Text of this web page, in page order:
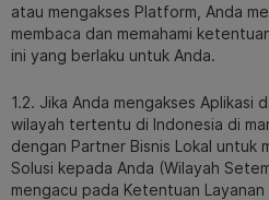
atau mengakses Platform, Anda
membaca dan memahami
ini yang berlaku untuk Anda.
1.2. Jika Anda mengakses Aplikasi
wilayah tertentu di Indonesia di
dengan Partner Bisnis Lokal untuk
Solusi kepada Anda (Wilayah
mengacu pada Ketentuan